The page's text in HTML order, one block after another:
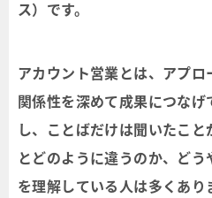
ス）です。
アカウント営業とは、アプロ
関係性を深めて成果につな
し、ことばだけは聞いたこ
とどのように違うのか、ど
を理解している人は多くあり